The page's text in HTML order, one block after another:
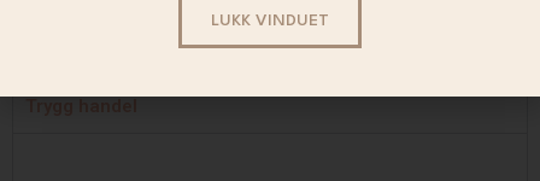
LUKK VINDUET